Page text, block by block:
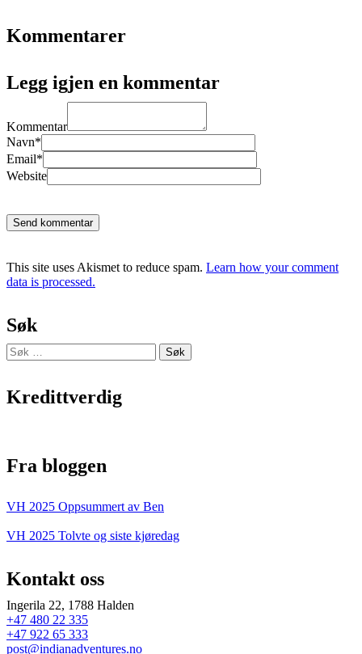
Kommentarer
Legg igjen en kommentar
Kommentar
Navn*
Email*
Website
Send kommentar
This site uses Akismet to reduce spam. Learn how your comment
data is processed.
Søk
Søk
etter:
Kredittverdig
Fra bloggen
VH 2025 Oppsummert av Ben
VH 2025 Tolvte og siste kjøredag
Kontakt oss
Ingerila 22, 1788 Halden
+47 480 22 335
+47 922 65 333
post@indianadventures.no